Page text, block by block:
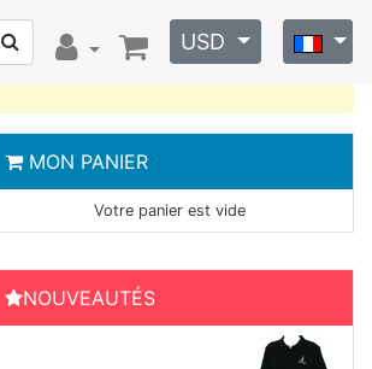
USD
MON PANIER
Votre panier est vide
NOUVEAUTÉS